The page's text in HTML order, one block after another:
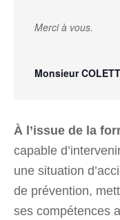
Merci à vous.
Monsieur
À l’issue de la
capable
une situation
de prévention,
ses compétences